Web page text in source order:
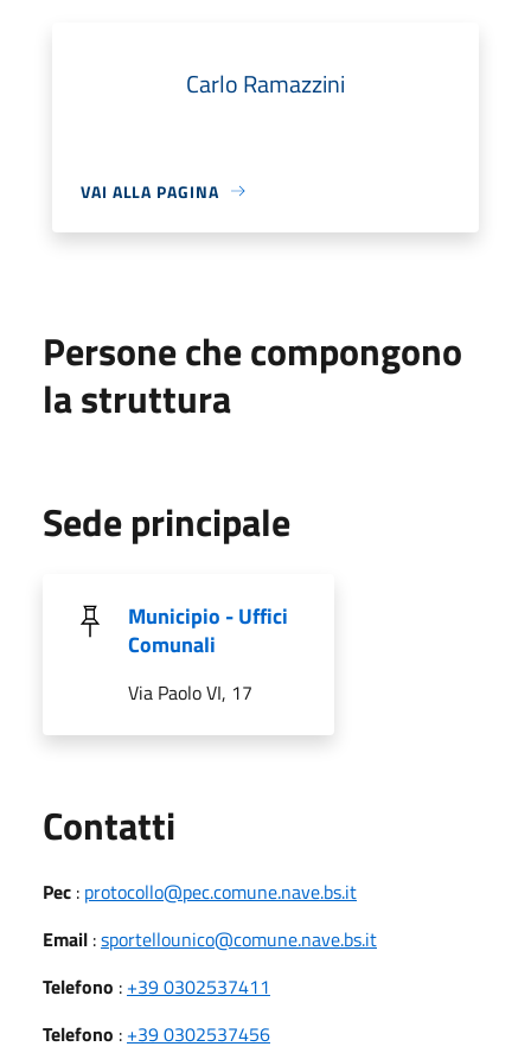
Carlo Ramazzini
VAI ALLA PAGINA
Persone che compongono
la struttura
Sede principale
Municipio - Uffici
Comunali
Via Paolo VI, 17
Contatti
Pec : protocollo@pec.comune.nave.bs.it
Email :sportellounico@comune.nave.bs.it
Telefono : +39 0302537411
Telefono : +39 0302537456